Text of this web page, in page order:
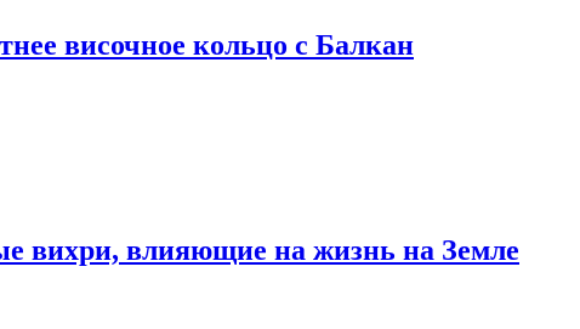
височное кольцо с Балкан
вихри, влияющие на жизнь на Земле